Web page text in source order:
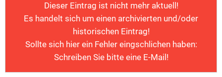
Dieser Eintrag ist nicht mehr aktuell!
Es handelt sich um einen archivierten und/oder
historischen Eintrag!
Sollte sich hier ein Fehler eingschlichen haben:
Schreiben Sie bitte eine E-Mail!